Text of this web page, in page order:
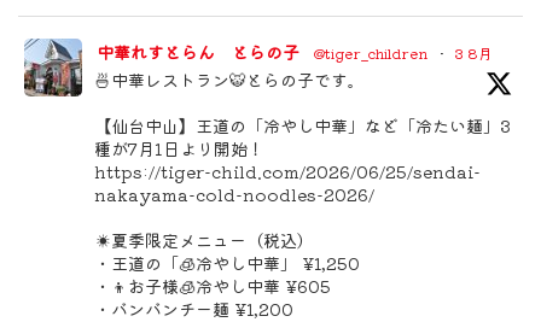
中華れすとらん とらの子 @tiger_children · 3 8月
🍜中華レストラン🐯とらの子です。
【仙台中山】王道の「冷やし中華」など「冷たい麺」3
種が7月1日より開始！
https://tiger-child.com/2026/06/25/sendai-
nakayama-cold-noodles-2026/
☀️夏季限定メニュー（税込）
・王道の「🧊冷やし中華」 ¥1,250
・👦お子様🧊冷やし中華 ¥605
・バンバンチー麺 ¥1,200